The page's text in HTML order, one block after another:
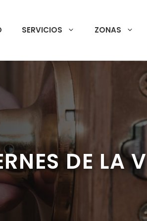
SERVICIOS ZONAS
DE LA